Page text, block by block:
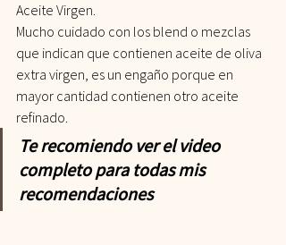
Aceite Virgen.
Mucho cuidado con los blend o mezclas
que indican que contienen aceite de oliva
extra virgen, es un engaño porque en
mayor cantidad contienen otro aceite
refinado.
Te recomiendo ver el video
completo para todas mis
recomendaciones